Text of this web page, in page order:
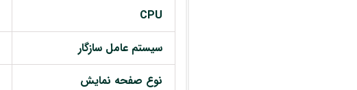
CPU
سیستم عامل سازگار
نوع صفحه نمایش